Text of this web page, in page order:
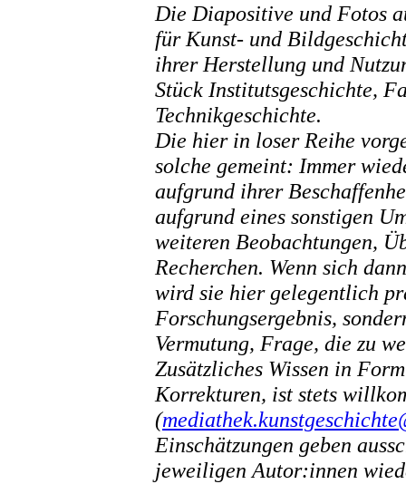
Die Diapositive und Fotos
für Kunst- und
ihrer Herstellung und
Stück Institutsgeschichte,
Technikgeschichte.
Die hier in loser Reihe
solche gemeint: Immer
aufgrund ihrer
aufgrund eines sonstigen
weiteren Beobachtungen,
Recherchen. Wenn sich
wird sie hier gelegentlich
Forschungsergebnis,
Vermutung, Frage, die zu
Zusätzliches Wissen in
Korrekturen, ist stets
(
Einschätzungen geben
jeweiligen Autor:innen